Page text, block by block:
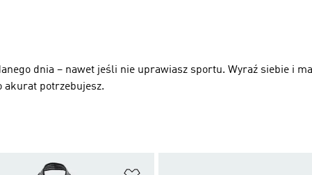
dnia – nawet jeśli nie uprawiasz sportu. Wyraź siebie i
akurat potrzebujesz.